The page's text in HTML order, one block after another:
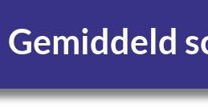
Gemiddeld